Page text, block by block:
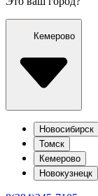
Кемерово
Новосибирск
Томск
Кемерово
Новокузнецк